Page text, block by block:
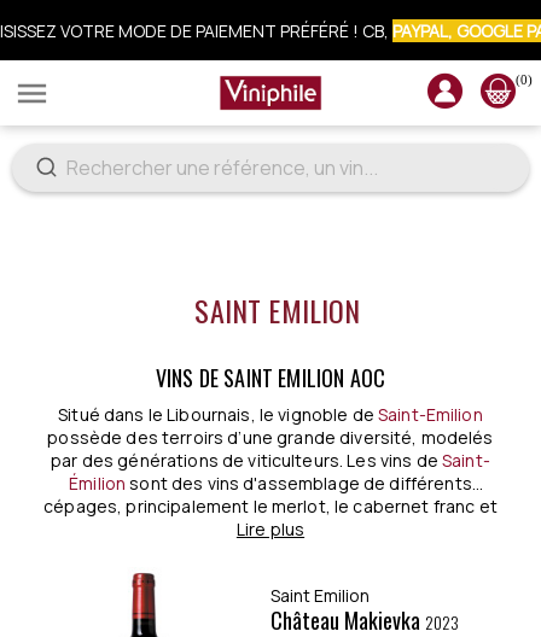
VOUS À LA NEWSLETTER : 10% OFFERTS SUR VOTRE
8€ DE REMISEDÈS 110€ D’ACHAT
 (0)
SAINT EMILION
VINS DE SAINT EMILION AOC
Situé dans le Libournais, le vignoble de Saint-Emilion
possède des terroirs d’une grande diversité, modelés
par des générations de viticulteurs. Les vins deSaint-
Émilion sont des vins d'assemblage de différents
cépages, principalement le merlot, le cabernet franc et
le cabernet sauvignon. Ces vins inscrits au patrimoine
tannins solides, qui s’arrondissent au fil du temps.
.
Lire plus
Saint Emilion
Château Makievka 2023